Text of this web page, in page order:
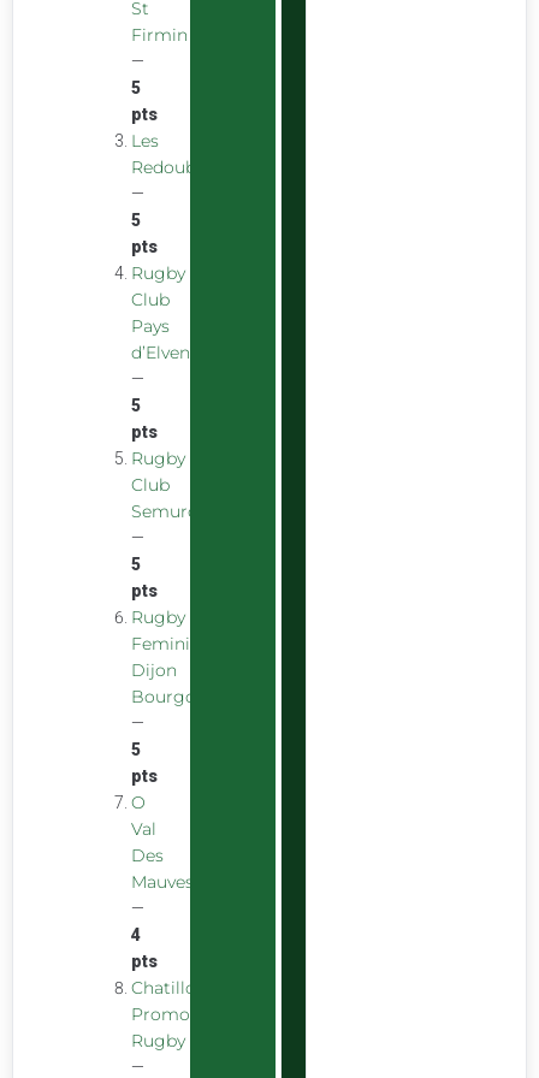
St
Firmin
—
5
pts
Les
Redoubstables
—
5
pts
Rugby
Club
Pays
d’Elven
—
5
pts
Rugby
Club
Semurois
—
5
pts
Rugby
Feminin
Dijon
Bourgogne
—
5
pts
O
Val
Des
Mauves
—
4
pts
Chatillon
Promotion
Rugby
—